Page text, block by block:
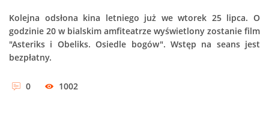
Kolejna odsłona kina letniego już we wtorek 25 lipca. O
godzinie 20 w bialskim amfiteatrze wyświetlony zostanie film
"Asteriks i Obeliks. Osiedle bogów". Wstęp na seans jest
bezpłatny.
0 1002